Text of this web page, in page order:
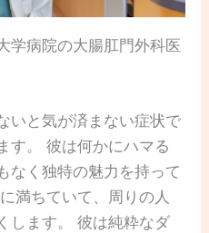
学病院の大腸肛門外科医
いと気が済まない症状で
す。 彼は何かにハマる
なく独特の魅力を持って
満ちていて、周りの人
します。 彼は純粋なダ